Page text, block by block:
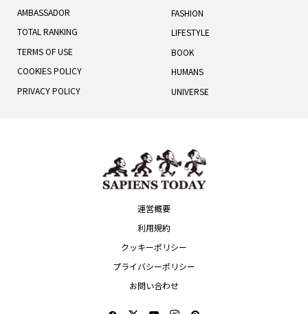
AMBASSADOR
TOTAL RANKING
TERMS OF USE
COOKIES POLICY
PRIVACY POLICY
FASHION
LIFESTYLE
BOOK
HUMANS
UNIVERSE
運営概要
利用規約
クッキーポリシー
プライバシーポリシー
お問い合わせ